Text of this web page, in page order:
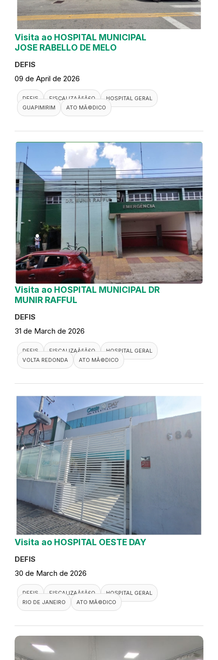
Visita ao HOSPITAL MUNICIPAL
JOSE RABELLO DE MELO
DEFIS
09 de April de 2026
DEFIS FISCALIZAÃ§Ã£O
HOSPITAL GERAL
GUAPIMIRIM
ATO MÃ©DICO
Visita ao HOSPITAL MUNICIPAL DR
MUNIR RAFFUL
DEFIS
31 de March de 2026
DEFIS FISCALIZAÃ§Ã£O
HOSPITAL GERAL
VOLTA REDONDA
ATO MÃ©DICO
Visita ao HOSPITAL OESTE DAY
DEFIS
30 de March de 2026
DEFIS FISCALIZAÃ§Ã£O
HOSPITAL GERAL
RIO DE JANEIRO
ATO MÃ©DICO